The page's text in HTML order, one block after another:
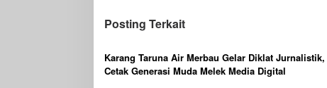
Posting Terkait
Karang Taruna Air Merbau Gelar Diklat Jurnalistik,
Cetak Generasi Muda Melek Media Digital